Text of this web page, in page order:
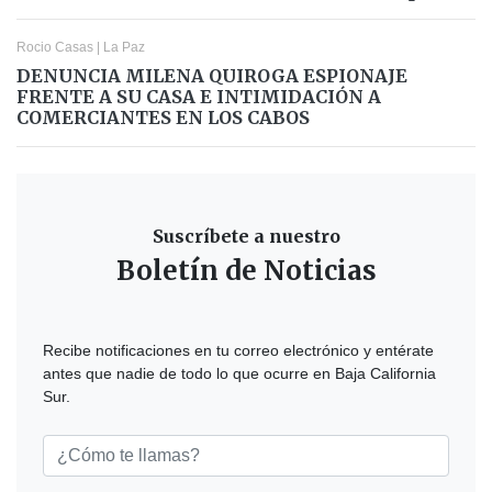
Rocio Casas La Paz
DENUNCIA MILENA QUIROGA ESPIONAJE
FRENTE A SU CASA E INTIMIDACIÓN A
COMERCIANTES EN LOS CABOS
Suscríbete a nuestro
Boletín de Noticias
Recibe notificaciones en tu correo electrónico y entérate
antes que nadie de todo lo que ocurre en Baja California
Sur.